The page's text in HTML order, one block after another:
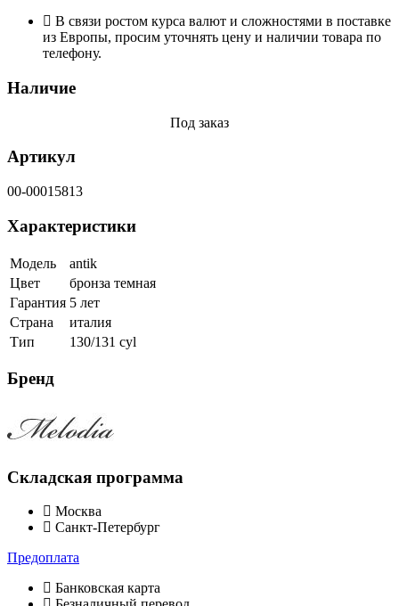
В связи ростом курса валют и сложностями в поставке
из Европы, просим уточнять цену и наличии товара по
телефону.
Наличие
Под заказ
Артикул
00-00015813
Характеристики
Модель
antik
Цвет
бронза темная
Гарантия 5 лет
Страна
италия
Тип
130/131 cyl
Бренд
Складская программа
Москва
Санкт-Петербург
Предоплата
Банковская карта